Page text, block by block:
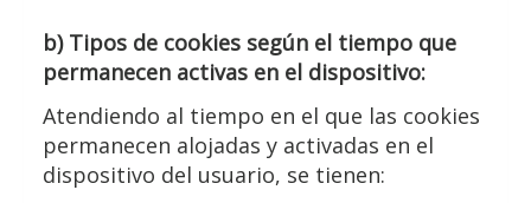
b) Tipos de cookies según el tiempo que
permanecen activas en el dispositivo:
Atendiendo al tiempo en el que las cookies
permanecen alojadas y activadas en el
dispositivo del usuario, se tienen: